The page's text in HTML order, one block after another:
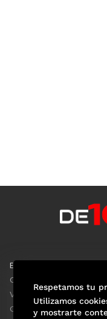
EL UNIVERSAL
Clase
ViveUSA
Confabulario
Respetamos tu
Utilizamos
y mostrarte